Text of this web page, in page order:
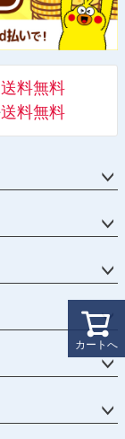
カートへ
送料無料
送料無料